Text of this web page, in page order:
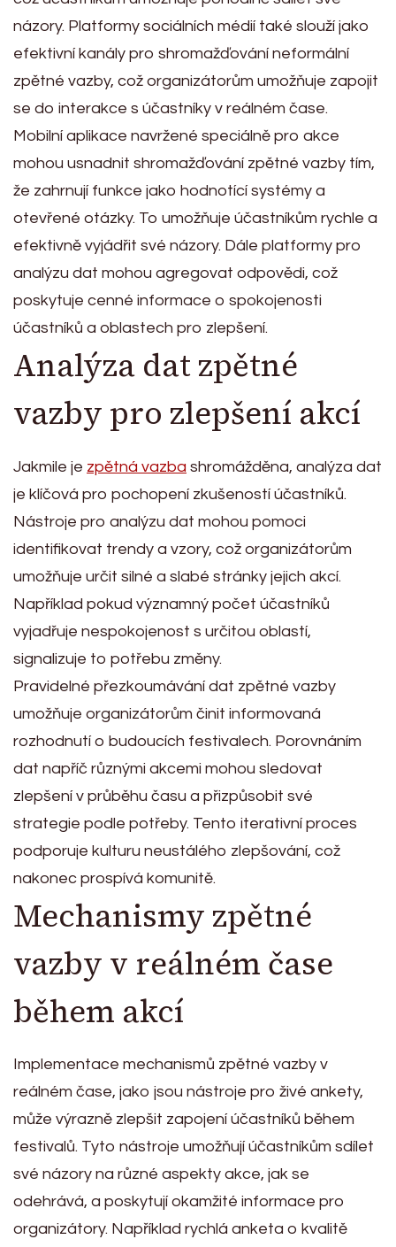
názory. Platformy sociálních médií také slouží jako
efektivní kanály pro shromažďování neformální
zpětné vazby, což organizátorům umožňuje zapojit
se do interakce s účastníky v reálném čase.
Mobilní aplikace navržené speciálně pro akce
mohou usnadnit shromažďování zpětné vazby tím,
že zahrnují funkce jako hodnotící systémy a
otevřené otázky. To umožňuje účastníkům rychle a
efektivně vyjádřit své názory. Dále platformy pro
analýzu dat mohou agregovat odpovědi, což
poskytuje cenné informace o spokojenosti
účastníků a oblastech pro zlepšení.
Analýza dat zpětné
vazby pro zlepšení akcí
Jakmile je zpětná vazba shromážděna, analýza dat
je klíčová pro pochopení zkušeností účastníků.
Nástroje pro analýzu dat mohou pomoci
identifikovat trendy a vzory, což organizátorům
umožňuje určit silné a slabé stránky jejich akcí.
Například pokud významný počet účastníků
vyjadřuje nespokojenost s určitou oblastí,
signalizuje to potřebu změny.
Pravidelné přezkoumávání dat zpětné vazby
umožňuje organizátorům činit informovaná
rozhodnutí o budoucích festivalech. Porovnáním
dat napříč různými akcemi mohou sledovat
zlepšení v průběhu času a přizpůsobit své
strategie podle potřeby. Tento iterativní proces
podporuje kulturu neustálého zlepšování, což
nakonec prospívá komunitě.
Mechanismy zpětné
vazby v reálném čase
během akcí
Implementace mechanismů zpětné vazby v
reálném čase, jako jsou nástroje pro živé ankety,
může výrazně zlepšit zapojení účastníků během
festivalů. Tyto nástroje umožňují účastníkům sdílet
své názory na různé aspekty akce, jak se
odehrává, a poskytují okamžité informace pro
organizátory. Například rychlá anketa o kvalitě